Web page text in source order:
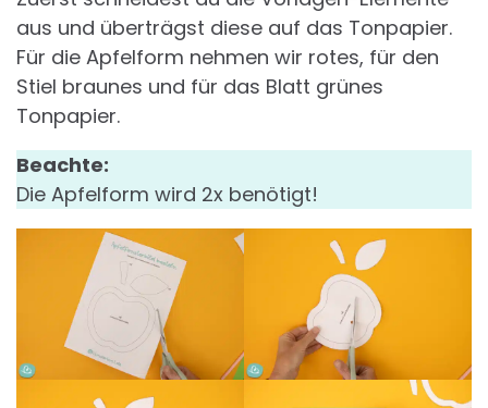
aus und überträgst diese auf das Tonpapier.
Für die Apfelform nehmen wir rotes, für den
Stiel braunes und für das Blatt grünes
Tonpapier.
Beachte:
Die Apfelform wird 2x benötigt!